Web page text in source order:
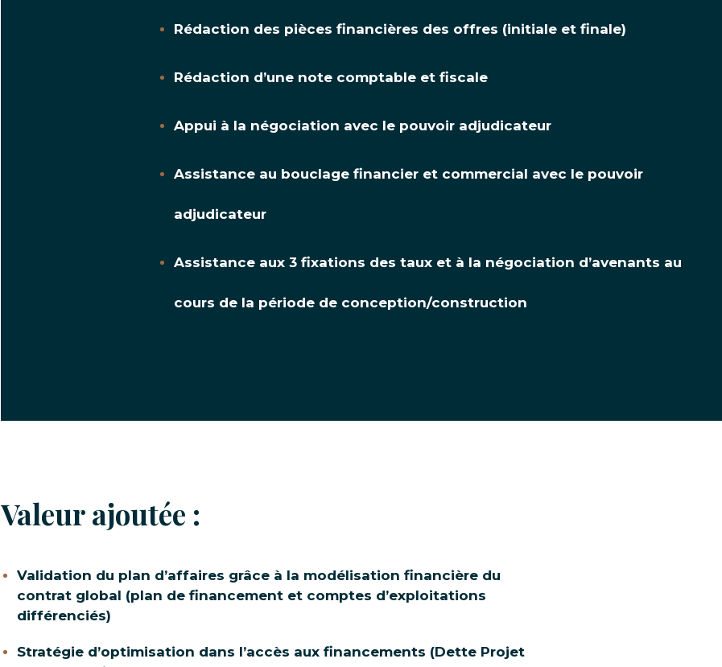
Rédaction des pièces financières des offres (initiale et finale)
Rédaction d’une note comptable et fiscale
Appui à la négociation avec le pouvoir adjudicateur
Assistance au bouclage financier et commercial avec le pouvoir
adjudicateur
Assistance aux 3 fixations des taux et à la négociation d’avenants au
cours de la période de conception/construction
Valeur ajoutée :
Validation du plan d’affaires grâce à la modélisation financière du
contrat global (plan de financement et comptes d’exploitations
différenciés)
Stratégie d’optimisation dans l’accès aux financements (Dette Projet